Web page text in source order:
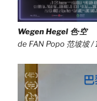
Wegen Hegel 色·空
de FAN Popo 范坡坡 /